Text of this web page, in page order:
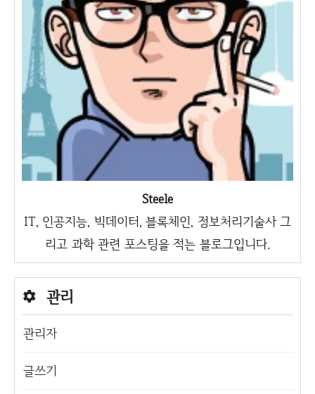
Steele
IT, 인공지능, 빅데이터, 블록체인, 정보처리기술사 그
리고 과학 관련 포스팅을 적는 블로그입니다.
관리
관리자
글쓰기